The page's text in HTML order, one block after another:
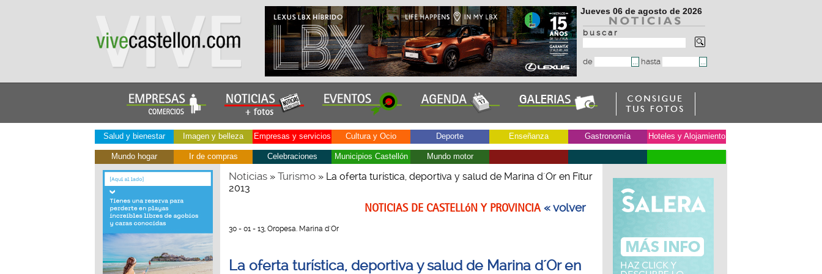
Jueves 06 de agosto de 2026
b u s c a r
de hasta
Salud y bienestar Imagen y belleza Empresas y servicios Cultura y Ocio Deporte Enseñanza Gastronomía Hoteles y Alojamiento
Mundo hogar Ir de compras Celebraciones Municipios Castellón Mundo motor
Noticias» Turismo» La oferta turística, deportiva y salud de Marina d´Or en Fitur
2013
NOTICIAS DE CASTELLóN Y PROVINCIA« volver
30 - 01 - 13, Oropesa. Marina d´Or
La oferta turística, deportiva y salud de Marina d´Or en